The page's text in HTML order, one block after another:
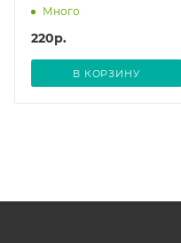
Много
220р.
В КОРЗИНУ